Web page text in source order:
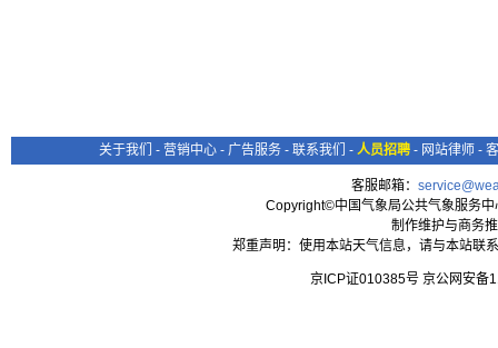
关于我们 - 营销中心 - 广告服务 - 联系我们 - 人员招聘 - 网站律师 -
客服邮箱：
Copyright©中国气象局公共气象服务
制作维护与商务
郑重声明：使用本站天气信息，请与本站联
京ICP证010385号 京公网安备